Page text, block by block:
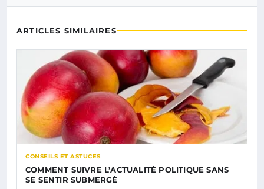
ARTICLES SIMILAIRES
CONSEILS ET ASTUCES
COMMENT SUIVRE L’ACTUALITÉ POLITIQUE SANS
SE SENTIR SUBMERGÉ